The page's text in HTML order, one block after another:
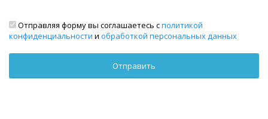
Отправляя форму вы соглашаетесь сполитикой
конфиденциальности и обработкой персональных данных